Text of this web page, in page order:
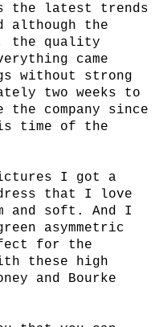
the latest trends
although the
the quality
came
without strong
two weeks to
company since
time of the
I got a
dress that I love
and soft. And I
asymmetric
for the
these high
and Bourke